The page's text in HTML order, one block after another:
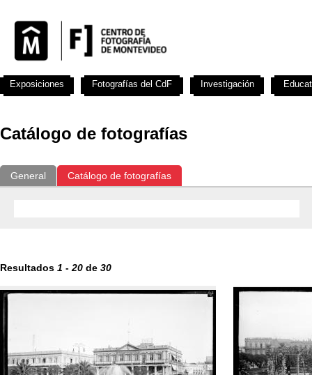
Catálogo de fotografías
General Catálogo de fotografías
Resultados 1 - 20 de 30
Exposiciones Fotografías del CdF Investigación